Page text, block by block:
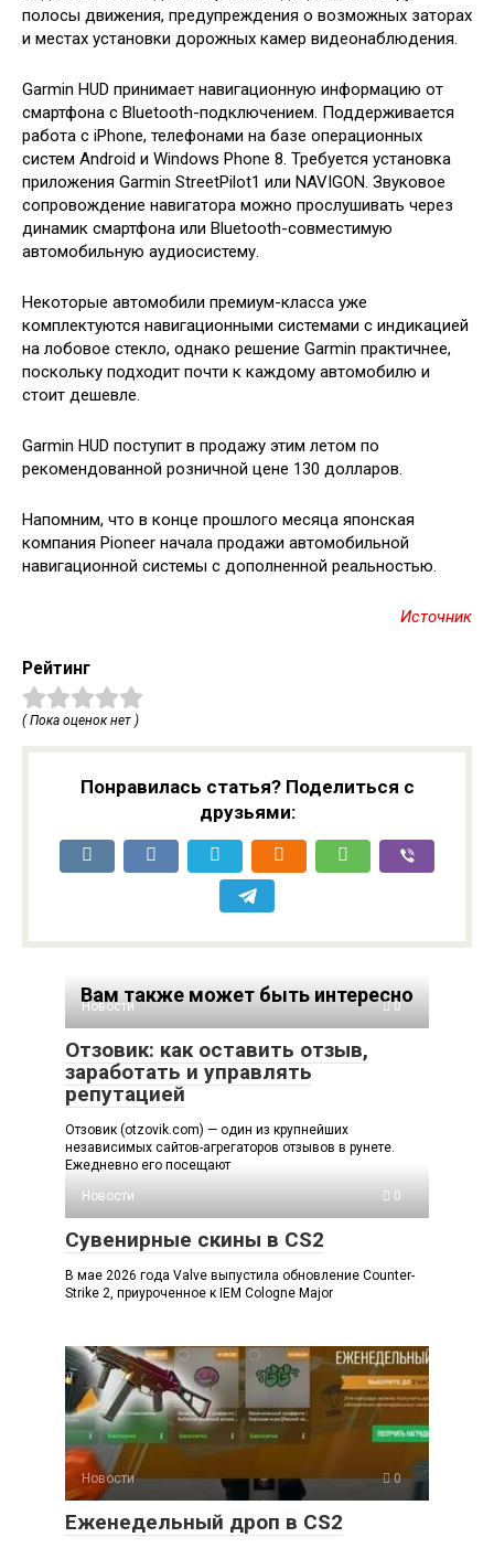
полосы движения, предупреждения о возможных заторах
и местах установки дорожных камер видеонаблюдения.
Garmin HUD принимает навигационную информацию от
смартфона с Bluetooth-подключением. Поддерживается
работа с iPhone, телефонами на базе операционных
систем Android и Windows Phone 8. Требуется установка
приложения Garmin StreetPilot1 или NAVIGON. Звуковое
сопровождение навигатора можно прослушивать через
динамик смартфона или Bluetooth-совместимую
автомобильную аудиосистему.
Некоторые автомобили премиум-класса уже
комплектуются навигационными системами с индикацией
на лобовое стекло, однако решение Garmin практичнее,
поскольку подходит почти к каждому автомобилю и
стоит дешевле.
Garmin HUD поступит в продажу этим летом по
рекомендованной розничной цене 130 долларов.
Напомним, что в конце прошлого месяца японская
компания Pioneer начала продажи автомобильной
навигационной системы с дополненной реальностью.
Источник
Рейтинг
( Пока оценок нет )
Понравилась статья? Поделиться с
друзьями:
Вам также может быть интересно
Новости 0
Отзовик: как оставить отзыв,
заработать и управлять
репутацией
Отзовик (otzovik.com) — один из крупнейших
независимых сайтов-агрегаторов отзывов в рунете.
Ежедневно его посещают
Новости
0
Сувенирные скины в CS2
В мае 2026 года Valve выпустила обновление Counter-
Strike 2, приуроченное к IEM Cologne Major
Новости 0
Еженедельный дроп в CS2